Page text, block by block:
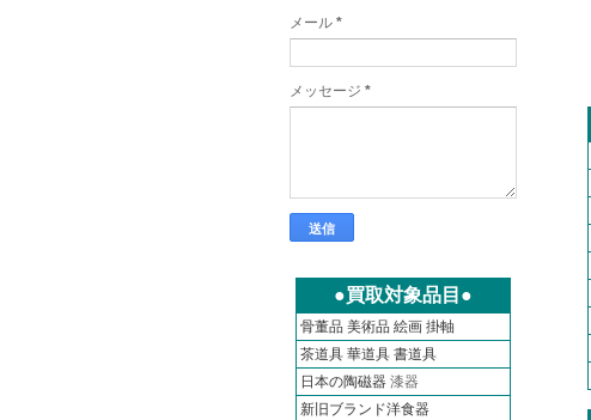
メール *
メッセージ *
●買取対象品目●
骨董品 美術品 絵画 掛軸
茶道具 華道具 書道具
日本の陶磁器 漆器
新旧ブランド洋食器